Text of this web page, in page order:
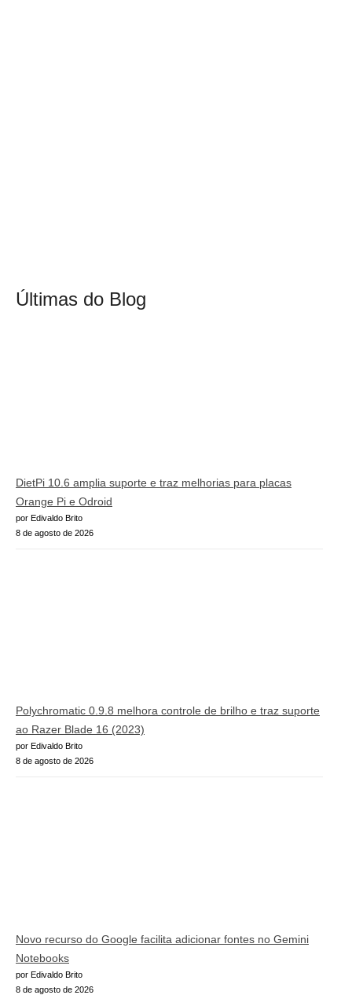
Últimas do Blog
DietPi 10.6 amplia suporte e traz melhorias para placas
Orange Pi e Odroid
por Edivaldo Brito
8 de agosto de 2026
Polychromatic 0.9.8 melhora controle de brilho e traz suporte
ao Razer Blade 16 (2023)
por Edivaldo Brito
8 de agosto de 2026
Novo recurso do Google facilita adicionar fontes no Gemini
Notebooks
por Edivaldo Brito
8 de agosto de 2026